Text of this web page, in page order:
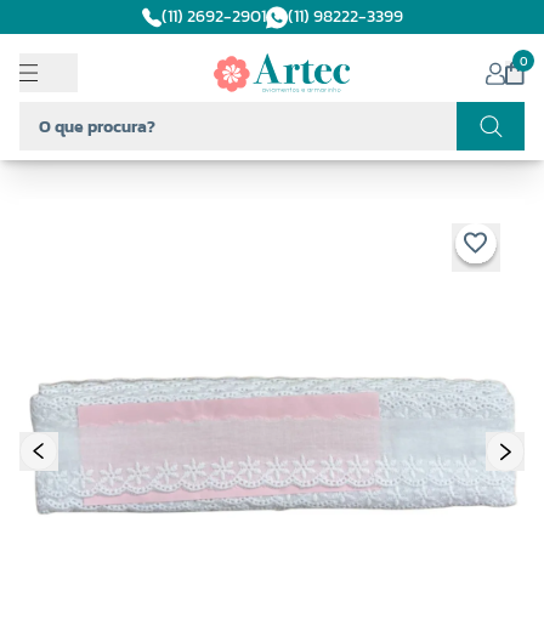
(11) 2692-2901 (11) 98222-3399
0